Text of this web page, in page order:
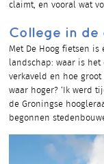
claimt, en vooral wat
College in de
Met De Hoog fietsen
landschap: waar is het
verkaveld en hoe
waar hoger? ‘Ik werd
de Groningse
begonnen